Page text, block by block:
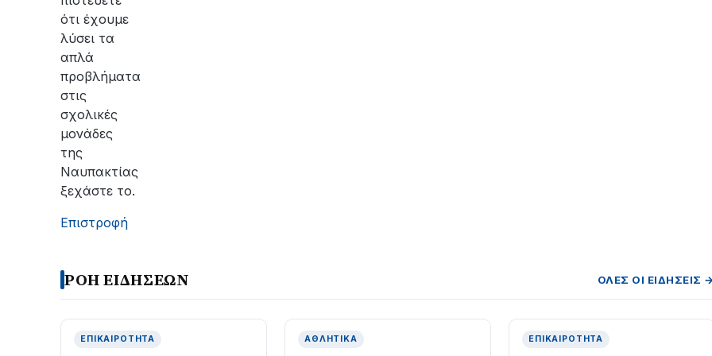
ότι έχουμε
λύσει τα
απλά
προβλήματα
στις
σχολικές
μονάδες
της
Ναυπακτίας
ξεχάστε το.
Επιστροφή
ΡΟΗ ΕΙΔΗΣΕΩΝ ΌΛΕΣ ΟΙ ΕΙΔΉΣΕΙΣ
ΕΠΙΚΑΙΡΌΤΗΤΑ ΑΘΛΗΤΙΚΆ ΕΠΙΚΑΙΡΌΤΗΤΑ